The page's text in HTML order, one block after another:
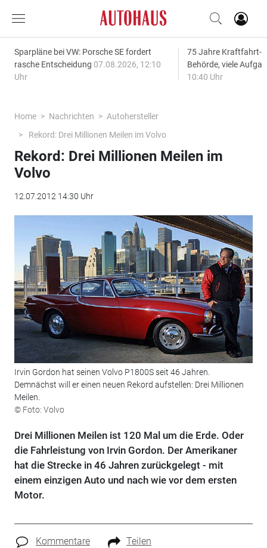
Sparpläne bei VW: Porsche SE fordert
rasche Entscheidung 07.08.2026, 12:10
Uhr
75 Jahre Kraftfahrt-
Behörde, viele
10:40 Uhr
Home Nachrichten
Autohersteller
Rekord: Drei Millionen Meilen im Volvo
Rekord: Drei Millionen Meilen im
Volvo
12.07.2012 14:30 Uhr
Irvin Gordon hat seinen Volvo P1800S seit 46 Jahren.
Demnächst will er einen neuen Rekord aufstellen: Drei Millionen
Meilen.
© Foto: Volvo
Drei Millionen Meilen ist 120 Mal um die Erde. Oder
die Fahrleistung von Irvin Gordon. Der Amerikaner
hat die Strecke in 46 Jahren zurückgelegt - mit
einem einzigen Auto und nach wie vor dem ersten
Motor.
Kommentare Teilen